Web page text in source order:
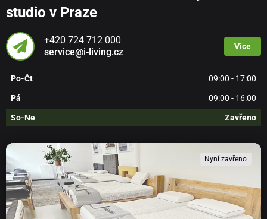
studio v Praze
+420 724 712 000
service@i-living.cz
Více
Po-Čt 09:00 - 17:00
Pá 09:00 - 16:00
So-Ne Zavřeno
Nyní zavřeno